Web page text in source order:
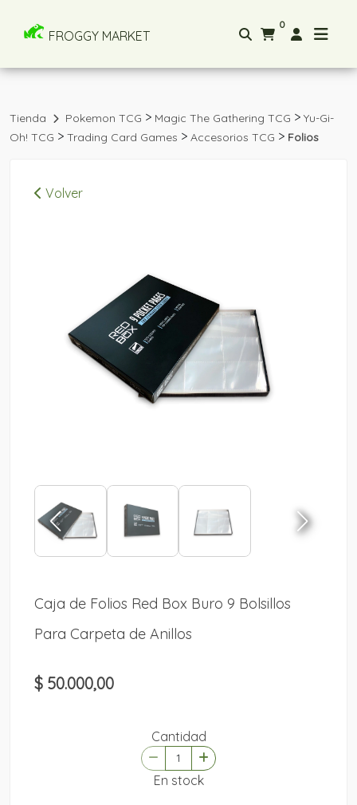
FROGGY MARKET
0
Tienda Pokemon TCG > Magic The Gathering TCG > Yu-Gi-
Oh! TCG > Trading Card Games > Accesorios TCG > Folios
Volver
Caja de Folios Red Box Buro 9 Bolsillos
Para Carpeta de Anillos
$ 50.000,00
Cantidad
En stock